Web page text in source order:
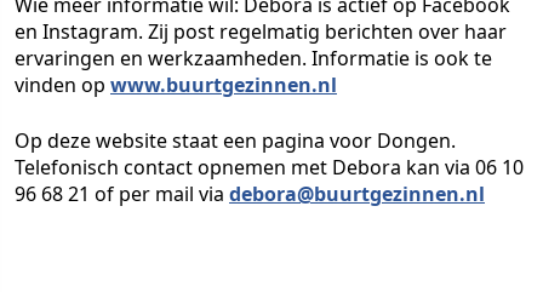
en Instagram. Zij post regelmatig berichten over haar
ervaringen en werkzaamheden. Informatie is ook te
vinden op www.buurtgezinnen.nl
Op deze website staat een pagina voor Dongen.
Telefonisch contact opnemen met Debora kan via 06 10
96 68 21 of per mail via debora@buurtgezinnen.nl